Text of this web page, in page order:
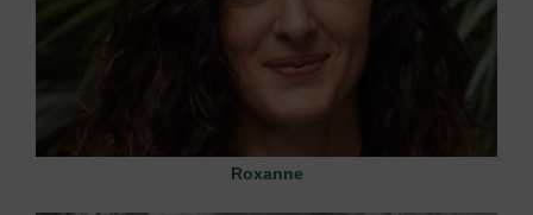
Roxanne